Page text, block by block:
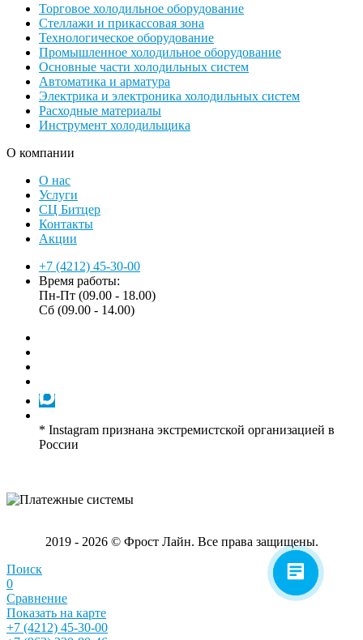
Торговое холодильное оборудование
Стеллажи и прикассовая зона
Технологическое оборудование
Промышленное холодильное оборудование
Основные части холодильных систем
Автоматика и арматура
Электрика и электроника холодильных систем
Расходные материалы
Инструмент холодильщика
О компании
О нас
Услуги
СЦ Битцер
Контакты
Акции
+7 (4212) 45-30-00
Время работы:
Пн-Пт (09.00 - 18.00)
Сб (09.00 - 14.00)
* Instagram признана экстремистской организацией в
России
2019 - 2026 © Фрост Лайн. Все права защищены.
Поиск
0
Сравнение
Показать на карте
+7 (4212) 45-30-00